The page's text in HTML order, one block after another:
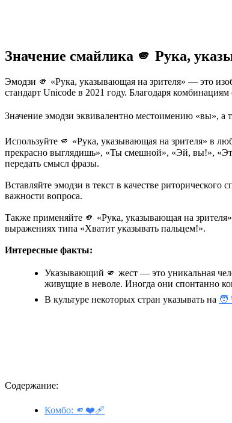
Значение смайлика 🫵 Рука,
Эмодзи 🫵 «Рука, указывающая на зрителя» — это
стандарт Unicode в 2021 году. Благодаря
Значение эмодзи эквивалентно местоимению «вы», а
Используйте 🫵 «Рука, указывающая на зрителя» в
прекрасно выглядишь», «Ты смешной», «Эй, вы!»,
передать смысл фразы.
Вставляйте эмодзи в текст в качестве
важности вопроса.
Также применяйте 🫵 «Рука, указывающая на
выражениях типа «Хватит указывать пальцем!».
Интересные факты:
Указывающий 🫵 жест — это уникальная
живущие в неволе. Иногда они спонтанно
В культуре некоторых стран указывать на 🧑
Содержание:
Комбо: 🫵❤️‍🩹